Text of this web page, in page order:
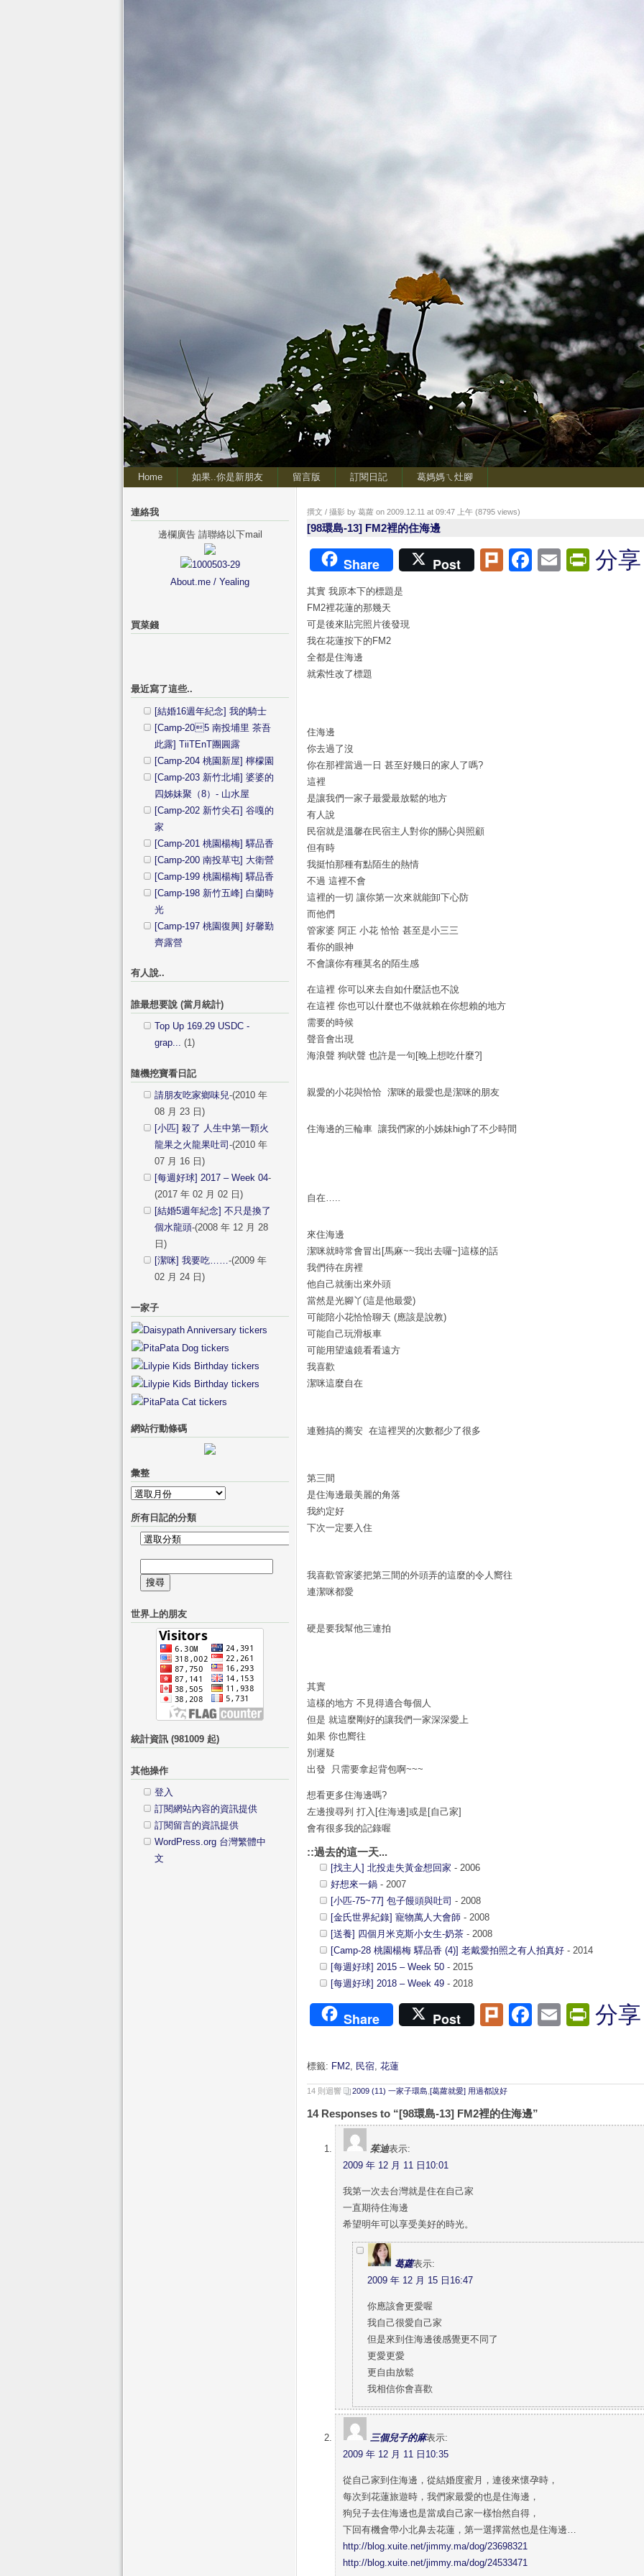
Home 如果..你是新朋友 留言版 訂閱日記 葛媽媽ㄟ灶腳
撰文 / 攝影 by 葛蘿 on 2009.12.11 at 09:47 上午 (8795 views)
[98環島-13] FM2裡的住海邊
Share Post PlurkFacebook
Email分享
其實 我原本下的標題是
FM2裡花蓮的那幾天
可是後來貼完照片後發現
我在花蓮按下的FM2
全都是住海邊
就索性改了標題
住海邊
你去過了沒
你在那裡當過一日 甚至好幾日的家人了嗎?
這裡
是讓我們一家子最愛最放鬆的地方
有人說
民宿就是溫馨在民宿主人對你的關心與照顧
但有時
我挺怕那種有點陌生的熱情
不過 這裡不會
這裡的一切 讓你第一次來就能卸下心防
而他們
管家婆 阿正 小花 恰恰 甚至是小三三
看你的眼神
不會讓你有種莫名的陌生感
在這裡 你可以來去自如什麼話也不說
在這裡 你也可以什麼也不做就賴在你想賴的地方
需要的時候
聲音會出現
海浪聲 狗吠聲 也許是一句[晚上想吃什麼?]
親愛的小花與恰恰 潔咪的最愛也是潔咪的朋友
住海邊的三輪車 讓我們家的小姊妹high了不少時間
自在…..
來住海邊
潔咪就時常會冒出[馬麻~~我出去囉~]這樣的話
我們待在房裡
他自己就衝出來外頭
當然是光腳丫(這是他最愛)
可能陪小花恰恰聊天 (應該是說教)
可能自己玩滑板車
可能用望遠鏡看看遠方
我喜歡
潔咪這麼自在
連難搞的蕎安 在這裡哭的次數都少了很多
第三間
是住海邊最美麗的角落
我約定好
下次一定要入住
我喜歡管家婆把第三間的外頭弄的這麼的令人嚮往
連潔咪都愛
硬是要我幫他三連拍
其實
這樣的地方 不見得適合每個人
但是 就這麼剛好的讓我們一家深深愛上
如果 你也嚮往
別遲疑
出發 只需要拿起背包啊~~~
想看更多住海邊嗎?
左邊搜尋列 打入[住海邊]或是[自己家]
會有很多我的記錄喔
::過去的這一天...
[找主人] 北投走失黃金想回家 - 2006
好想來一鍋 - 2007
[小匹-75~77] 包子饅頭與吐司 - 2008
[金氏世界紀錄] 寵物萬人大會師 - 2008
[送養] 四個月米克斯小女生-奶茶 - 2008
[Camp-28 桃園楊梅 驛品香 (4)] 老戴愛拍照之有人拍真好 - 2014
[每週好球] 2015 – Week 50 - 2015
[每週好球] 2018 – Week 49 - 2018
Share Post PlurkFacebook
Email分享
標籤: FM2, 民宿, 花蓮
14 則迴響 2009 (11) 一家子環島 [葛蘿就愛] 用過都說好
14 Responses to “[98環島-13] FM2裡的住海邊”
茱迪表示:
2009 年 12 月 11 日10:01
我第一次去台灣就是住在自己家
一直期待住海邊
希望明年可以享受美好的時光。
葛蘿表示:
2009 年 12 月 15 日16:47
你應該會更愛喔
我自己很愛自己家
但是來到住海邊後感覺更不同了
更愛更愛
更自由放鬆
我相信你會喜歡
三個兒子的麻表示:
2009 年 12 月 11 日10:35
從自己家到住海邊，從結婚度蜜月，連後來懷孕時，
每次到花蓮旅遊時，我們家最愛的也是住海邊，
狗兒子去住海邊也是當成自己家一樣怡然自得，
下回有機會帶小北鼻去花蓮，第一選擇當然也是住海邊…
http://blog.xuite.net/jimmy.ma/dog/23698321
http://blog.xuite.net/jimmy.ma/dog/24533471
連絡我
邊欄廣告 請聯絡以下mail
About.me / Yealing
買菜錢
最近寫了這些..
[結婚16週年紀念] 我的騎士
[Camp-205 南投埔里 茶吾
此露] TiiTEnT團圓露
[Camp-204 桃園新屋] 檸檬園
[Camp-203 新竹北埔] 婆婆的
四姊妹聚（8）- 山水屋
[Camp-202 新竹尖石] 谷嘎的
家
[Camp-201 桃園楊梅] 驛品香
[Camp-200 南投草屯] 大衛營
[Camp-199 桃園楊梅] 驛品香
[Camp-198 新竹五峰] 白蘭時
光
[Camp-197 桃園復興] 好馨勤
齊露營
有人說..
誰最想要說 (當月統計)
Top Up 169.29 USDC -
grap... (1)
隨機挖寶看日記
請朋友吃家鄉味兒-(2010 年
08 月 23 日)
[小匹] 殺了 人生中第一顆火
龍果之火龍果吐司 -(2010 年
07 月 16 日)
[每週好球] 2017 – Week 04-
(2017 年 02 月 02 日)
[結婚5週年紀念] 不只是換了
個水龍頭-(2008 年 12 月 28
日)
[潔咪] 我要吃……-(2009 年
02 月 24 日)
一家子
網站行動條碼
彙整
彙
整
所有日記的分類
所
日
記
分
尋
鍵
世界上的朋友
統計資訊 (981009 起)
其他操作
登入
訂閱網站內容的資訊提供
訂閱留言的資訊提供
WordPress.org 台灣繁體中
文